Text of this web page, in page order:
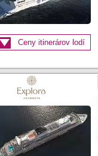
Ceny itinerárov lodí